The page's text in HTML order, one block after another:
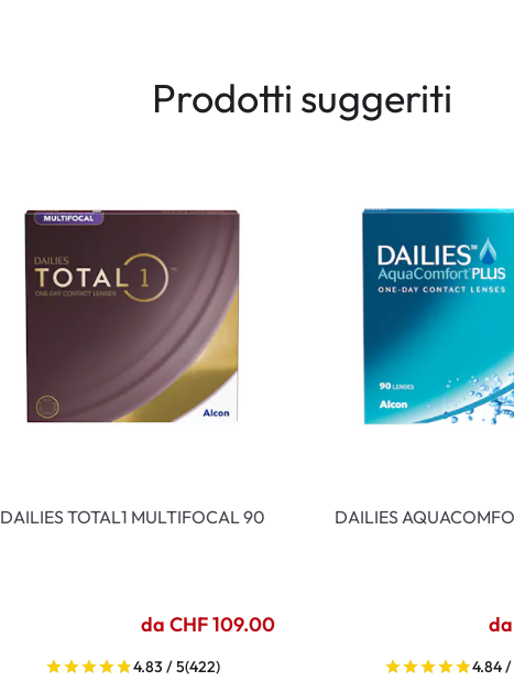
Prodotti suggeriti
DAILIES TOTAL1 MULTIFOCAL 90
da CHF 109.00
4.83 / 5(422)
DAILIES
4.84 /